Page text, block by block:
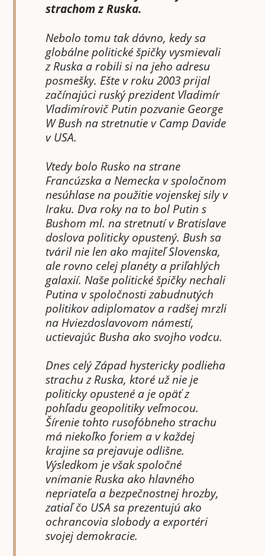
strachom z Ruska.
Nebolo tomu tak dávno, kedy sa
globálne politické špičky vysmievali
z Ruska a robili si na jeho adresu
posmešky. Ešte v roku 2003 prijal
začínajúci ruský prezident Vladimír
Vladimírovič Putin pozvanie George
W Bush na stretnutie v Camp Davide
v USA.
Vtedy bolo Rusko na strane
Francúzska a Nemecka v spoločnom
nesúhlase na použitie vojenskej sily v
Iraku. Dva roky na to bol Putin s
Bushom ml. na stretnutí v Bratislave
doslova politicky opustený. Bush sa
tváril nie len ako majiteľ Slovenska,
ale rovno celej planéty a priľahlých
galaxií. Naše politické špičky nechali
Putina v spoločnosti zabudnutých
politikov adiplomatov a radšej mrzli
na Hviezdoslavovom námestí,
uctievajúc Busha ako svojho vodcu.
Dnes celý Západ hystericky podlieha
strachu z Ruska, ktoré už nie je
politicky opustené a je opäť z
pohľadu geopolitiky veľmocou.
Šírenie tohto rusofóbneho strachu
má niekoľko foriem a v každej
krajine sa prejavuje odlišne.
Výsledkom je však spoločné
vnímanie Ruska ako hlavného
nepriateľa a bezpečnostnej hrozby,
zatiaľ čo USA sa prezentujú ako
ochrancovia slobody a exportéri
svojej demokracie.